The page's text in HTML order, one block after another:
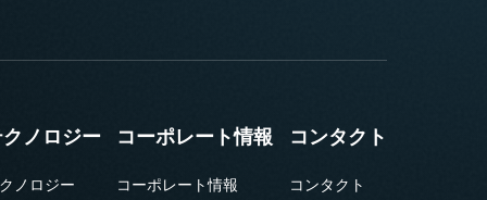
クノロジー
ノロジー
コーポレート情報
コーポレート情報
コンタクト
コンタクト